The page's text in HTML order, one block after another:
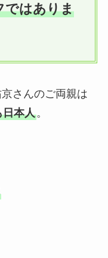
ではありま
さんのご両親は
日本人。